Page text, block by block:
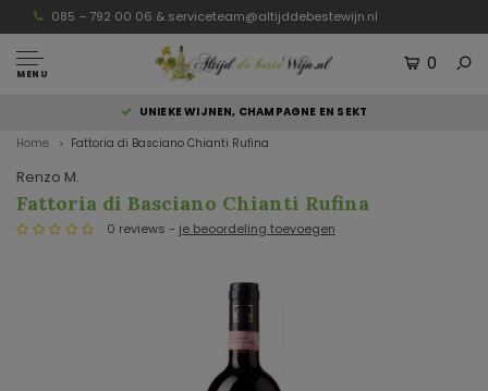
085 – 792 00 06 & serviceteam@altijddebestewijn.nl
MENU
0
UNIEKE WIJNEN, CHAMPAGNE EN SEKT
Home Fattoria di Basciano Chianti Rufina
Renzo M.
Fattoria di Basciano Chianti Rufina
0 reviews - je beoordeling toevoegen